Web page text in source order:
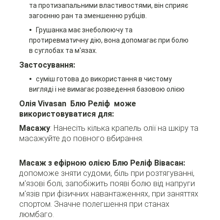
та протизапальними властивостями, він сприяє
загоєнню ран та зменшенню рубців.
Грушанка має знеболюючу та
протиревматичну дію, вона допомагає при болю
в суглобах та м'язах.
Застосування:
суміш готова до використання в чистому
вигляді і не вимагає розведення базовою олією
Олія Vivasan Блю Реліф може
використовуватися для:
Масажу: Нанесіть кілька крапель олії на шкіру та
масажуйте до повного вбирання.
Масаж з ефірною олією Блю Реліф Вівасан:
допоможе зняти судоми, біль при розтягуванні,
м'язові болі, запобіжить появі болю від напруги
м'язів при фізичних навантаженнях, при заняттях
спортом. Значне полегшення при станах
люмбаго.